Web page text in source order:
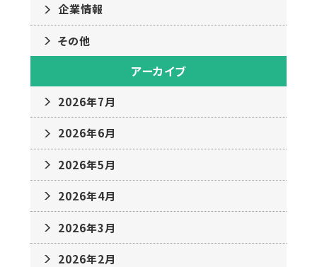
企業情報
その他
アーカイブ
2026年7月
2026年6月
2026年5月
2026年4月
2026年3月
2026年2月